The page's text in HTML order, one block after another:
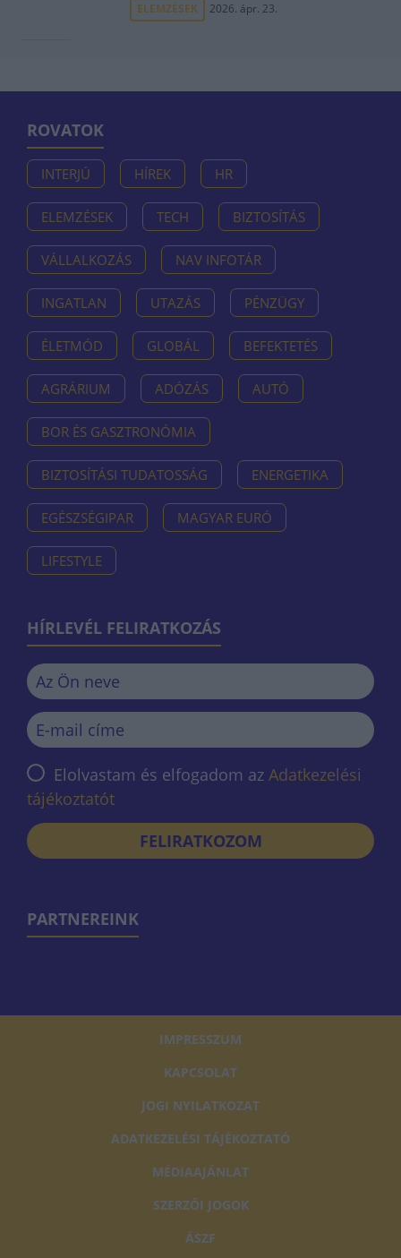
ELEMZÉSEK 2026. ápr. 23.
ROVATOK
INTERJÚ HÍREK HR
ELEMZÉSEK TECH BIZTOSÍTÁS
VÁLLALKOZÁS NAV INFOTÁR
INGATLAN UTAZÁS PÉNZÜGY
ÉLETMÓD GLOBÁL BEFEKTETÉS
AGRÁRIUM ADÓZÁS AUTÓ
BOR ÉS GASZTRONÓMIA
BIZTOSÍTÁSI TUDATOSSÁG ENERGETIKA
EGÉSZSÉGIPAR MAGYAR EURÓ
LIFESTYLE
HÍRLEVÉL FELIRATKOZÁS
Elolvastam és elfogadom az Adatkezelési
tájékoztatót
FELIRATKOZOM
PARTNEREINK
IMPRESSZUM
KAPCSOLAT
JOGI NYILATKOZAT
ADATKEZELÉSI TÁJÉKOZTATÓ
MÉDIAAJÁNLAT
SZERZŐI JOGOK
ÁSZF